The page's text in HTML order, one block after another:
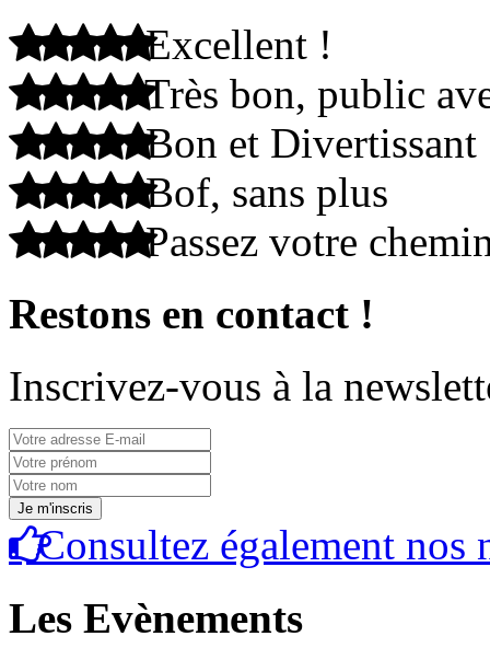
Excellent !
Très bon, public
Bon et Divertissant
Bof, sans plus
Passez votre
Restons en contact !
Inscrivez-vous à la
Consultez également nos
Les Evènements